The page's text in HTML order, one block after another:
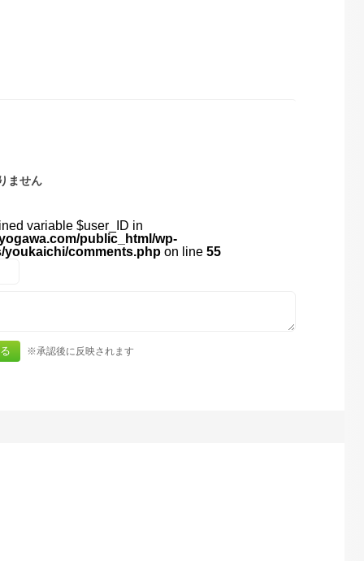
ません
variable $user_ID in
public_html/wp-
youkaichi/comments.php on line 55
※承認後に反映されます